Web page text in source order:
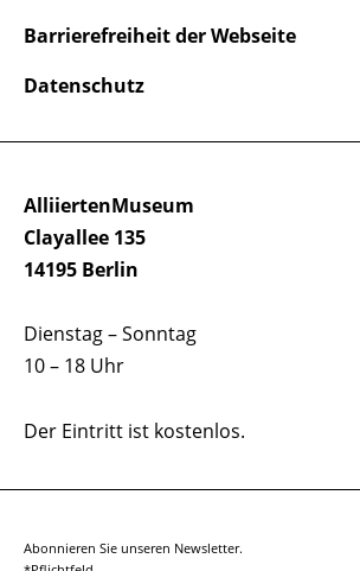
AlliiertenMuseum
Clayallee 135
14195 Berlin
Dienstag – Sonntag
10 – 18 Uhr
Der Eintritt ist kostenlos.
Barrierefreiheit der Webseite
Datenschutz
Abonnieren Sie unseren Newsletter.